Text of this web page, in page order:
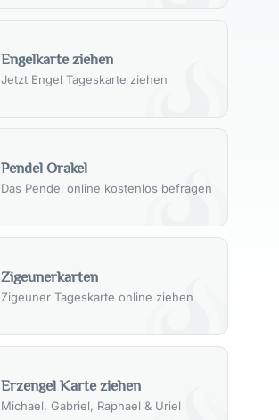
Engelkarte ziehen
Jetzt Engel Tageskarte ziehen
Pendel Orakel
Das Pendel online kostenlos befragen
Zigeunerkarten
Zigeuner Tageskarte online ziehen
Erzengel Karte ziehen
Michael, Gabriel, Raphael & Uriel